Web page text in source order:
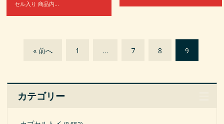
セル入り 商品内...
« 前へ 1 … 7 8 9
カテゴリー